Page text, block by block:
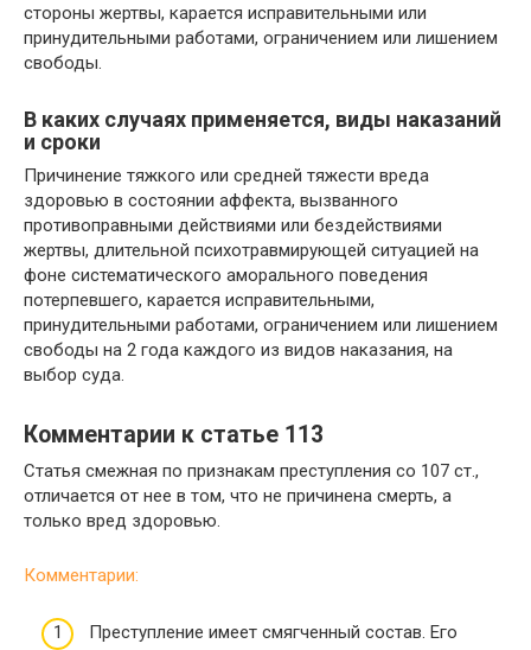
стороны жертвы, карается исправительными или
принудительными работами, ограничением или лишением
свободы.
В каких случаях применяется, виды наказаний
и сроки
Причинение тяжкого или средней тяжести вреда
здоровью в состоянии аффекта, вызванного
противоправными действиями или бездействиями
жертвы, длительной психотравмирующей ситуацией на
фоне систематического аморального поведения
потерпевшего, карается исправительными,
принудительными работами, ограничением или лишением
свободы на 2 года каждого из видов наказания, на
выбор суда.
Комментарии к статье 113
Статья смежная по признакам преступления со 107 ст.,
отличается от нее в том, что не причинена смерть, а
только вред здоровью.
Комментарии:
Преступление имеет смягченный состав. Его